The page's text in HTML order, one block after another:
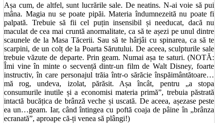
Așa cum, de altfel, sunt lucrările sale. De neatins. N-ai voie să pui
mâna. Magia nu se poate pipăi. Materia îndumnezeită nu poate fi
palpată. Trebuie să fii cel puțin insensibil și needucat, dacă nu
maculat de cea mai cruntă anormalitate, ca să te așezi pe unul dintre
scaunele de la Masa Tăcerii. Sau să te hârjâi cu spinarea, ca să te
scarpini, de un colț de la Poarta Sărutului. De aceea, sculpturile sale
trebuie văzute de departe. Prin geam. Numai așa te saturi. (NOTĂ:
Îmi vine în minte o secvență dintr-un film de Walt Disney, foarte
instructiv, în care personajul trăia într-o sărăcie înspăimântătoare…
mă rog, undeva, izolat, părăsit. Așa încât, pentru „a stopa
consumurile inutile și a economisi materia primă”, trebuia păstrată
intactă bucățica de brânză veche și uscată. De aceea, așezase peste
ea un…geam. Iar, când întingea cu poftă coaja de pâine în „brânza
ecranată”, aproape că-ți venea să plângi!)